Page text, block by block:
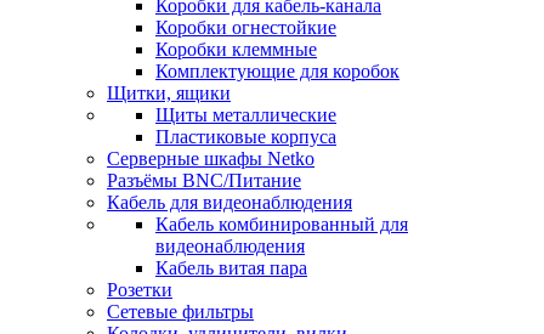
Коробки для кабель-канала
Коробки огнестойкие
Коробки клеммные
Комплектующие для коробок
Щитки, ящики
Щиты металлические
Пластиковые корпуса
Серверные шкафы Netko
Разъёмы BNC/Питание
Кабель для видеонаблюдения
Кабель комбинированный для
видеонаблюдения
Кабель витая пара
Розетки
Сетевые фильтры